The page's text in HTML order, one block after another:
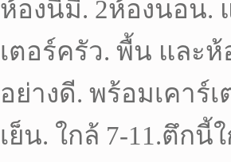
ห้องนี้มี. 2ห้องนอน.
เตอร์ครัว. พื้น และห้
อย่างดี. พร้อมเคาร์
เย็น. ใกล้ 7-11.ตึกนี้